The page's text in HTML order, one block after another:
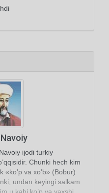
ijodi turkiy
Chunki hech kim
va xo’b» (Bobur)
undan keyingi salkam